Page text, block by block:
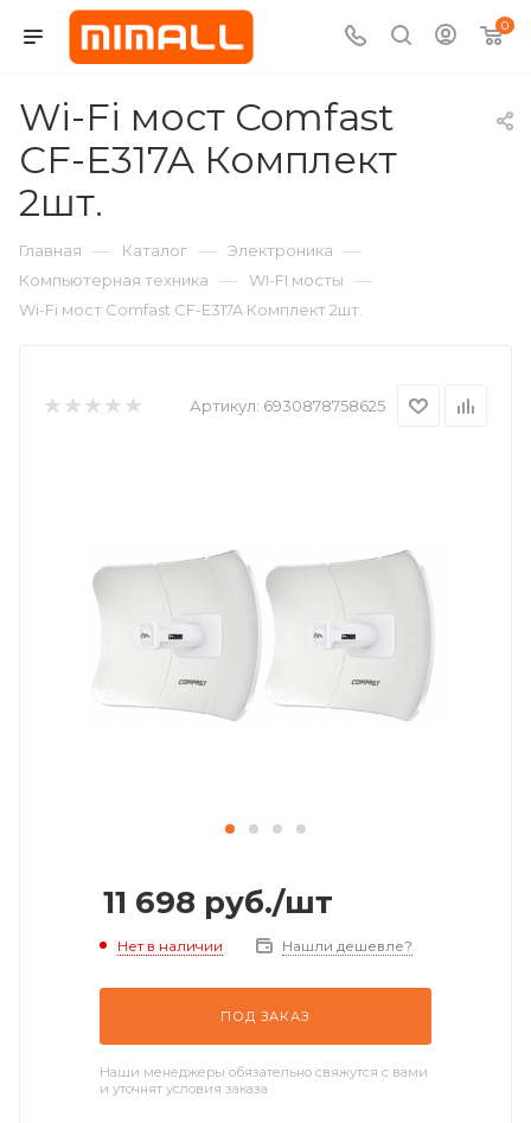
0
Wi-Fi мост Comfast
CF-E317A Комплект
2шт.
Главная — Каталог — Электроника —
Компьютерная техника — WI-FI мосты —
Wi-Fi мост Comfast CF-E317A Комплект 2шт.
Артикул: 6930878758625
11 698 руб./шт
Нет в наличии Нашли дешевле?
ПОД ЗАКАЗ
Наши менеджеры обязательно свяжутся с вами
и уточнят условия заказа